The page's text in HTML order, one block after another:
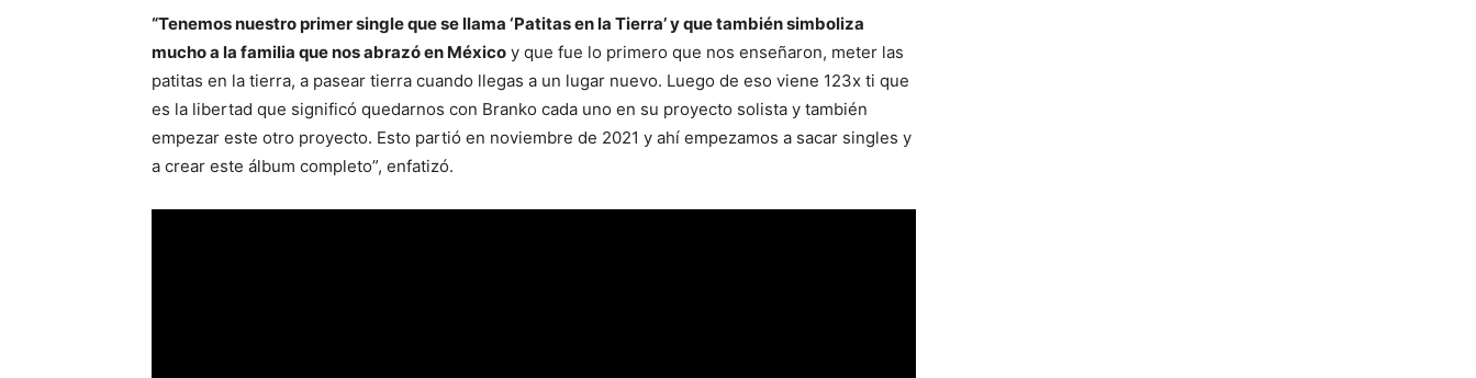
“Tenemos nuestro primer single que se llama ‘Patitas en la Tierra’ y que también simboliza
mucho a la familia que nos abrazó en México y que fue lo primero que nos enseñaron, meter las
patitas en la tierra, a pasear tierra cuando llegas a un lugar nuevo. Luego de eso viene 123x ti que
es la libertad que significó quedarnos con Branko cada uno en su proyecto solista y también
empezar este otro proyecto. Esto partió en noviembre de 2021 y ahí empezamos a sacar singles y
a crear este álbum completo”, enfatizó.